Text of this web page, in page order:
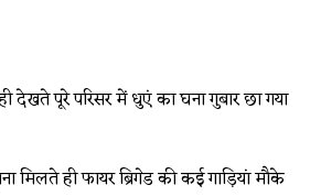
पूरे परिसर में धुएं का घना गुबार छा गया
मिलते ही फायर ब्रिगेड की कई गाड़ियां मौके